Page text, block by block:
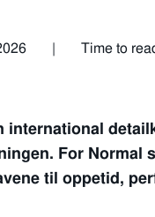
| Time to
international
For Normal
til oppetid,